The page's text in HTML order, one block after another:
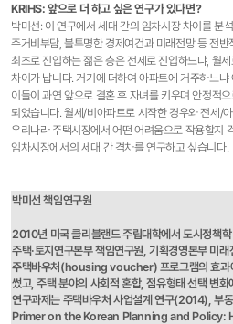
KRIHS: 앞으로 더 하고 싶은 연구가 있다면?
박미선: 이 연구에서 세대 간의 임차시장 차이를 분
주거비부담, 불투명한 경제여건과 미래전망 등 전
최초로 진입하는 젊은 층은 전세로 진입하느냐, 월
차이가 납니다. 거기에 더하여 아파트에 거주하느
이들이 과연 앞으로 결혼 후 자녀를 키우며 안정적
되었습니다. 월세/비아파트로 시작한 경우와 전세/
우리나라 주택시장에서 어떤 어려움으로 작용할지
임차시장에서의 세대 간 격차를 연구하고 싶습니다.
박미선 책임연구원
2010년 미국 클리블랜드 주립대학에서 도시정책
주택·토지연구본부 책임연구원, 기획경영본부 미
주택바우처(housing voucher) 프로그램의 효과
썼고, 주택 분야의 사회적 혼합, 점유형태 선택 변
연구과제는 주택바우처 사업설계 연구(2014), 부
Primer on the Korean Planning and Policy: